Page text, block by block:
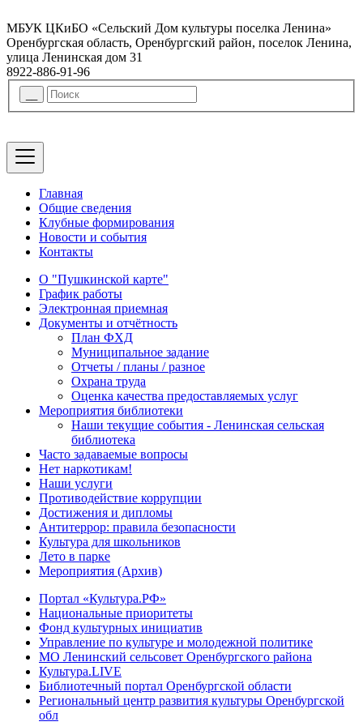
МБУК ЦКиБО «Сельский Дом культуры поселка Ленина»
Оренбургская область, Оренбургский район, поселок Ленина,
улица Ленинская дом 31
8922-886-91-96
Главная
Общие сведения
Клубные формирования
Новости и события
Контакты
О "Пушкинской карте"
График работы
Электронная приемная
Документы и отчётность
План ФХД
Муниципальное задание
Отчеты / планы / разное
Охрана труда
Оценка качества предоставляемых услуг
Мероприятия библиотеки
Наши текущие события - Ленинская сельская
библиотека
Часто задаваемые вопросы
Нет наркотикам!
Наши услуги
Противодействие коррупции
Достижения и дипломы
Антитеррор: правила безопасности
Культура для школьников
Лето в парке
Мероприятия (Архив)
Портал «Культура.РФ»
Национальные приоритеты
Фонд культурных инициатив
Управление по культуре и молодежной политике
МО Ленинский сельсовет Оренбургского района
Культура.LIVE
Библиотечный портал Оренбургской области
Региональный центр развития культуры Оренбургской
обл